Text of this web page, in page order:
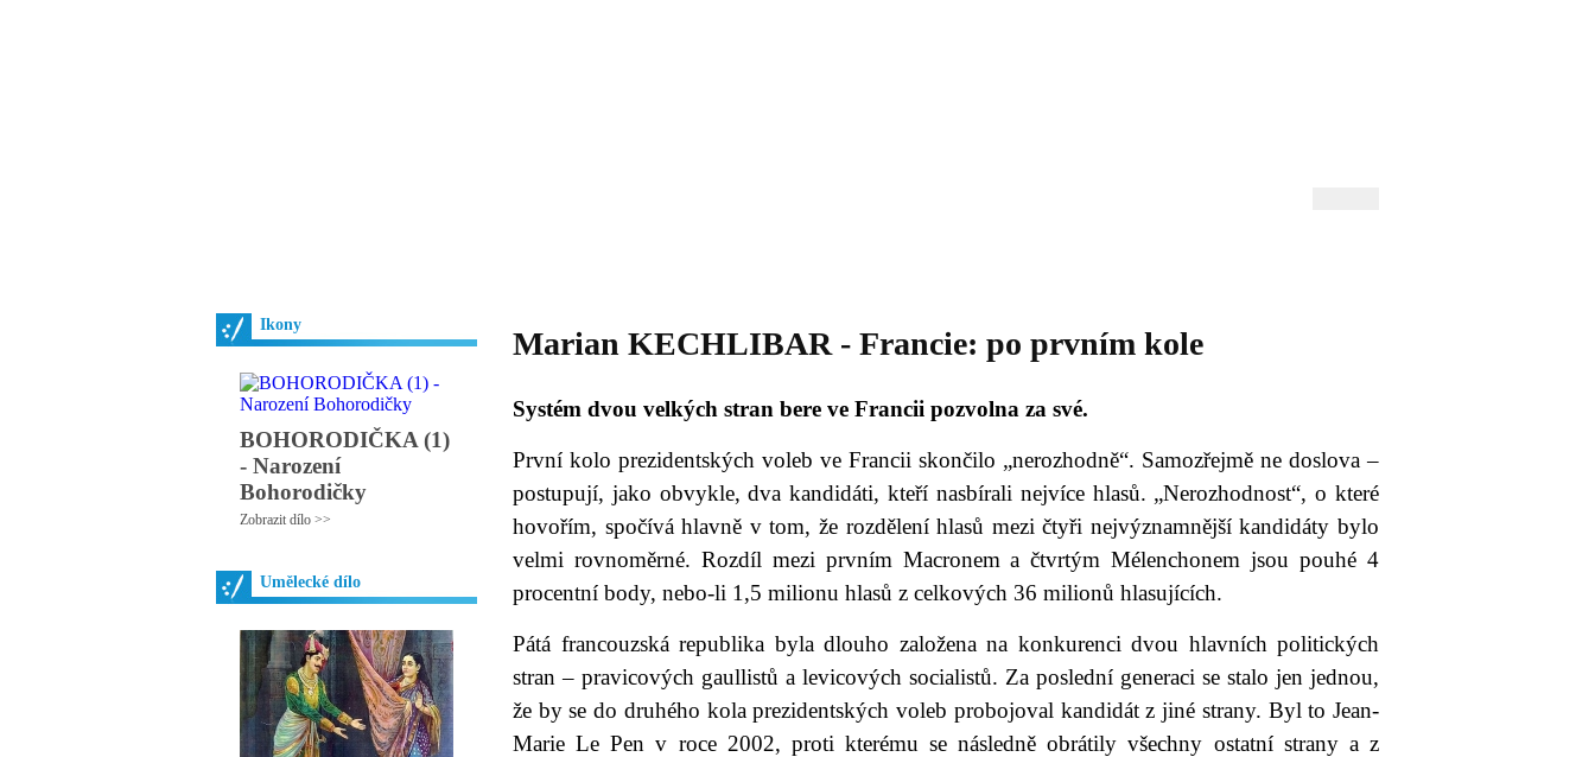
Ikony
BOHORODIČKA (1)
- Narození
Bohorodičky
Zobrazit dílo >>
Umělecké dílo
Marian KECHLIBAR - Francie: po prvním kole
Systém dvou velkých stran bere ve Francii pozvolna za své.
První kolo prezidentských voleb ve Francii skončilo „nerozhodně“. Samozřejmě ne doslova –
postupují, jako obvykle, dva kandidáti, kteří nasbírali nejvíce hlasů. „Nerozhodnost“, o které
hovořím, spočívá hlavně v tom, že rozdělení hlasů mezi čtyři nejvýznamnější kandidáty bylo
velmi rovnoměrné. Rozdíl mezi prvním Macronem a čtvrtým Mélenchonem jsou pouhé 4
procentní body, nebo-li 1,5 milionu hlasů z celkových 36 milionů hlasujících.
Pátá francouzská republika byla dlouho založena na konkurenci dvou hlavních politických
stran – pravicových gaullistů a levicových socialistů. Za poslední generaci se stalo jen jednou,
že by se do druhého kola prezidentských voleb probojoval kandidát z jiné strany. Byl to Jean-
Marie Le Pen v roce 2002, proti kterému se následně obrátily všechny ostatní strany a z